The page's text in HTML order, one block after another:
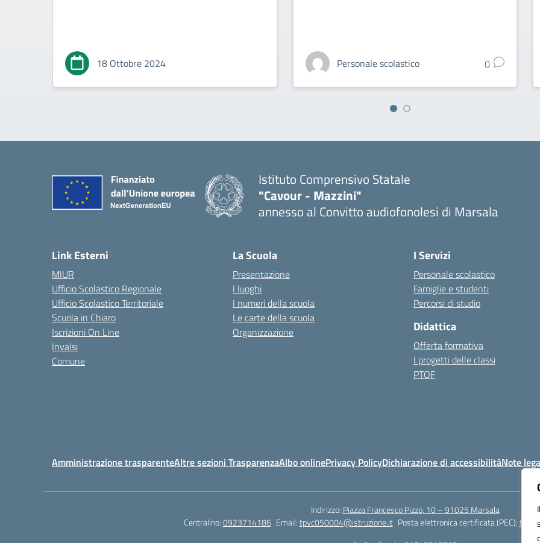
18 Ottobre 2024 Personale scolastico 0
Istituto Comprensivo Statale
"Cavour - Mazzini"
annesso al Convitto audiofonolesi di Marsala
Link Esterni
MIUR
Ufficio Scolastico Regionale
Ufficio Scolastico Territoriale
Scuola in Chiaro
Iscrizioni On Line
Invalsi
Comune
La Scuola
Presentazione
I luoghi
I numeri della scuola
Le carte della scuola
Organizzazione
I Servizi
Personale scolastico
Famiglie e studenti
Percorsi di studio
Didattica
Offerta formativa
I progetti delle classi
PTOF
Amministrazione trasparenteAltre sezioni TrasparenzaAlbo onlinePrivacy PolicyDichiarazione di accessibilitàNote
Indirizzo: Piazza Francesco Pizzo, 10 – 91025 Marsala
Centralino:0923714186 Email:tpvc050004@istruzione.it Posta elettronica certificata (PEC):